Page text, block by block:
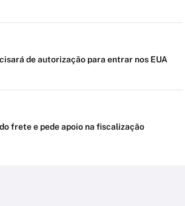
de autorização para entrar nos EUA
frete e pede apoio na fiscalização